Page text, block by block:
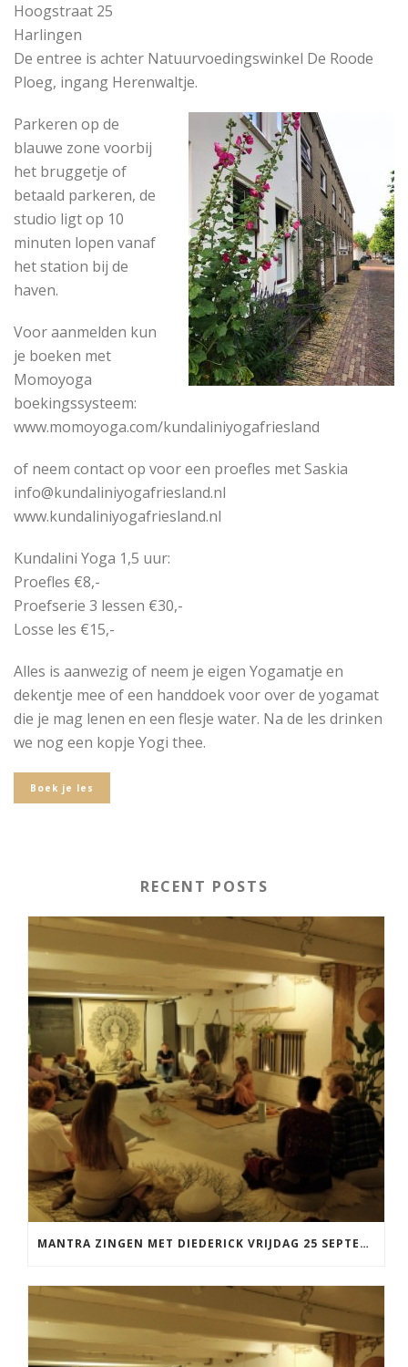
Hoogstraat 25
Harlingen
De entree is achter Natuurvoedingswinkel De Roode
Ploeg, ingang Herenwaltje.
Parkeren op de
blauwe zone voorbij
het bruggetje of
betaald parkeren, de
studio ligt op 10
minuten lopen vanaf
het station bij de
haven.
Voor aanmelden kun
je boeken met
Momoyoga
boekingssysteem:
www.momoyoga.com/kundaliniyogafriesland
of neem contact op voor een proefles met Saskia
info@kundaliniyogafriesland.nl
www.kundaliniyogafriesland.nl
Kundalini Yoga 1,5 uur:
Proefles €8,-
Proefserie 3 lessen €30,-
Losse les €15,-
Alles is aanwezig of neem je eigen Yogamatje en
dekentje mee of een handdoek voor over de yogamat
die je mag lenen en een flesje water. Na de les drinken
we nog een kopje Yogi thee.
Boek je les
RECENT POSTS
MANTRA ZINGEN MET DIEDERICK VRIJDAG 25 SEPTEMBER EN 20 NOVEMBER